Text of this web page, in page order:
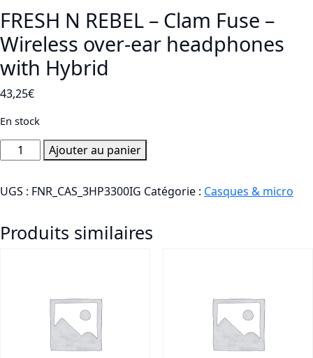
FRESH N REBEL – Clam Fuse –
Wireless over-ear headphones
with Hybrid
43,25€
En stock
quantité
de
N
-
headphones
Ajouter au panier
UGS : FNR_CAS_3HP3300IG Catégorie : Casques & micro
Produits similaires